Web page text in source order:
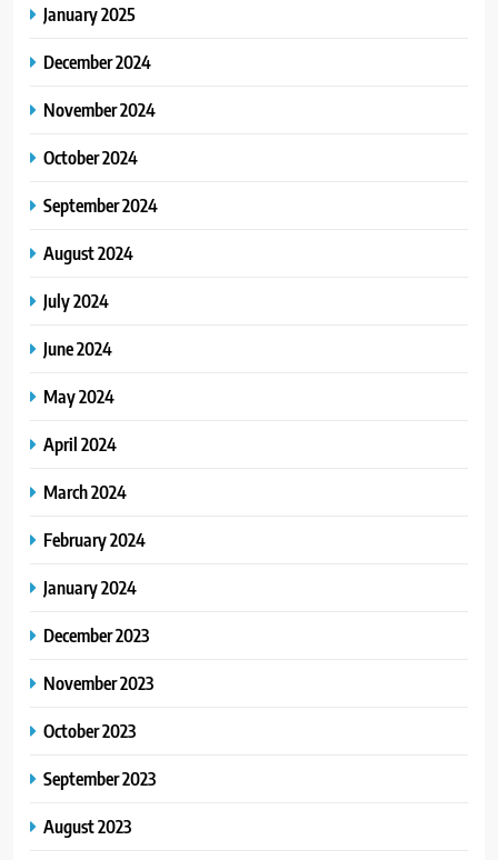
January 2025
December 2024
November 2024
October 2024
September 2024
August 2024
July 2024
June 2024
May 2024
April 2024
March 2024
February 2024
January 2024
December 2023
November 2023
October 2023
September 2023
August 2023